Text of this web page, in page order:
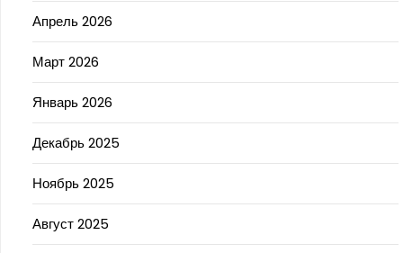
Апрель 2026
Март 2026
Январь 2026
Декабрь 2025
Ноябрь 2025
Август 2025